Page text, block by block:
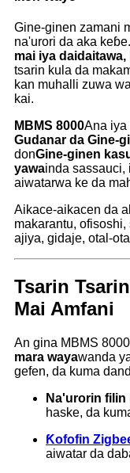
Gine-ginen zamani
na'urori da aka keɓe.
mai iya
tsarin kula da
kan muhalli zuwa
kai.
MBMS 8000Ana iya
Gudanar da Gine-
donGine-ginen
yawainda sassauci,
aiwatarwa ke da
Aikace-aikacen da
makarantu,
ajiya, gidaje, otal-
Tsarin
Mai Amfani
An gina MBMS
mara wayawanda
gefen, da kuma
Na'urorin filin
haske, da
Ƙofofin
aiwatar da